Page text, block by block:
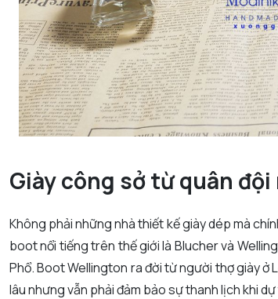
Giày công sở từ quân đội
Không phải những nhà thiết kế giày dép mà
boot nổi tiếng trên thế giới là Blucher và
Phổ. Boot Wellington ra đời từ người thợ giày ở
lâu nhưng vẫn phải đảm bảo sự thanh lịch khi